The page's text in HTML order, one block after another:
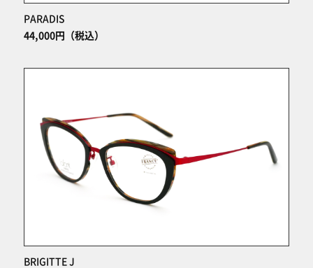
PARADIS
44,000円（税込）
BRIGITTE J